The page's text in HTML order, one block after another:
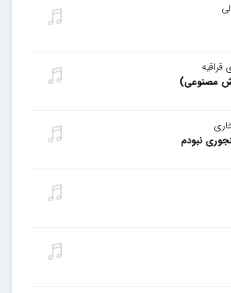
قراقیه
مصنوعی)
نبودم